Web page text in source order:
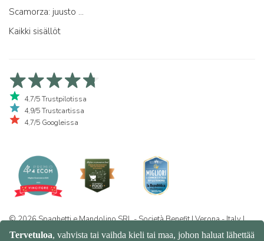
Scamorza: juusto ...
Kaikki sisällöt
4,7/5 Trustpilotissa
4,9/5 Trustcartissa
4,7/5 Googleissa
© 2026 Spaghetti e Mandolino SRL - Società Benefit | Verona - Italy |
+39 351 865 9444 | P.I. IT04913730232 | Certificazione BIO: IT-BIO-